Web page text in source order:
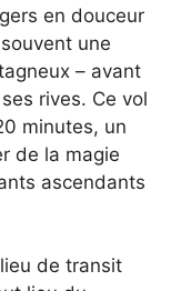
en douceur
une
– avant
rives. Ce vol
minutes, un
de la magie
ascendants
de transit